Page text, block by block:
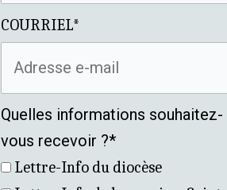
COURRIEL*
Quelles informations souhaitez-
vous recevoir ?*
Lettre-Info du diocèse